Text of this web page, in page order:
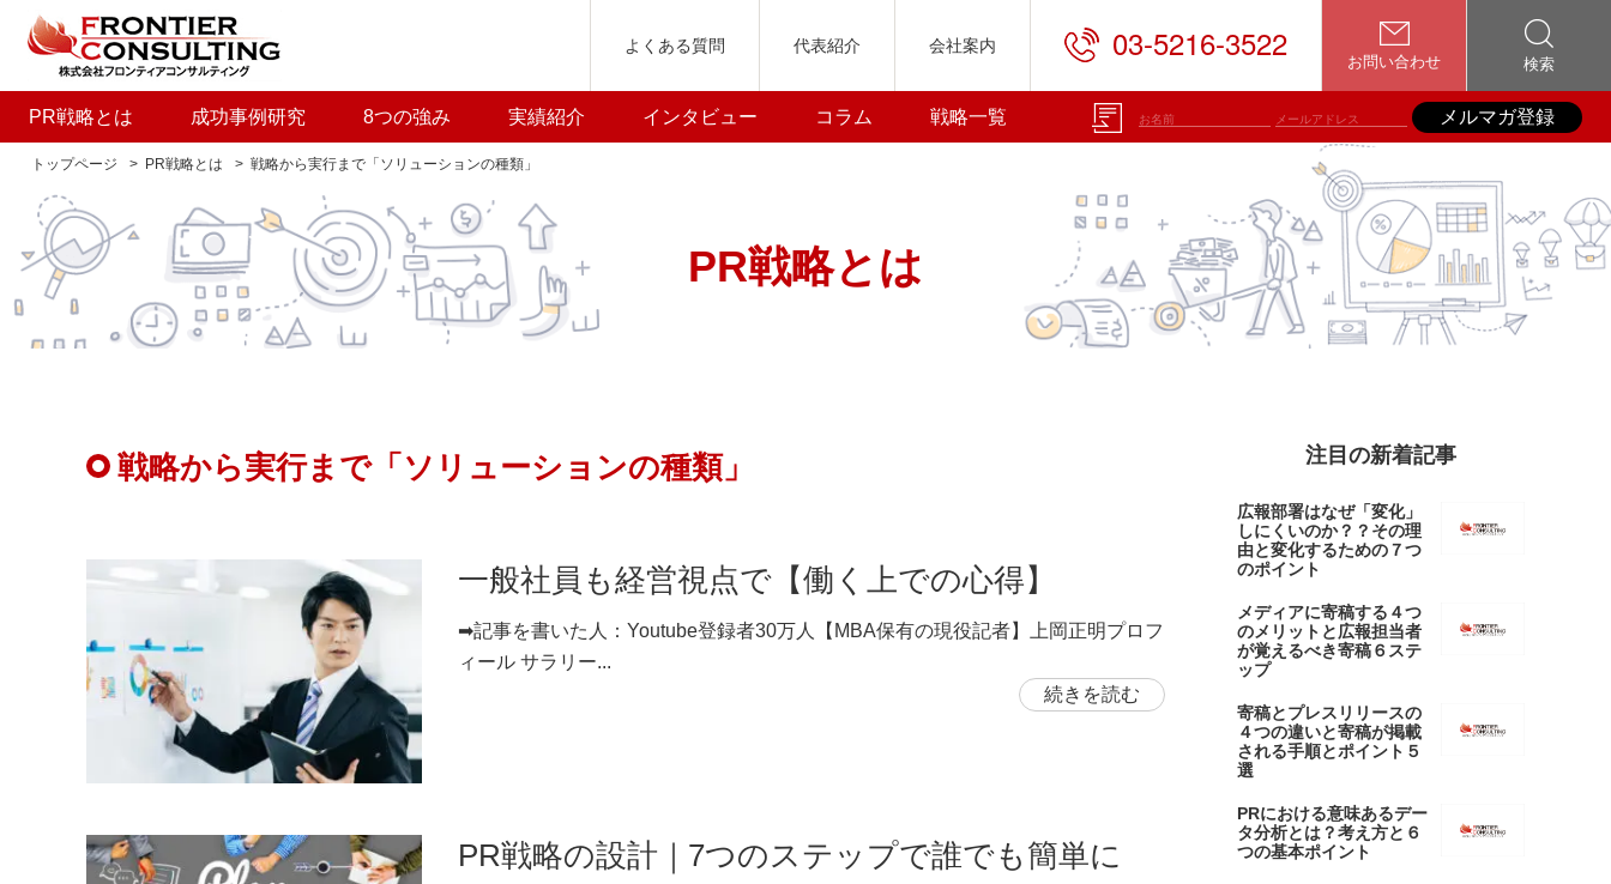
よくある質問 代表紹介 会社案内 03-5216-3522 お問い合わせ 検索
PR戦略とは 成功事例研究 8つの強み 実績紹介 インタビュー コラム 戦略一覧 メルマガ登録
トップページ PR戦略とは 戦略から実行まで「ソリューションの種類」
PR戦略とは
戦略から実行まで「ソリューションの種類」
一般社員も経営視点で【働く上での心得】
➡記事を書いた人：Youtube登録者30万人【MBA保有の現役記者】上岡正明プロフ
ィール サラリー...
続きを読む
PR戦略の設計｜7つのステップで誰でも簡単に
注目の新着記事
広報部署はなぜ「変化」
しにくいのか？？その理
由と変化するための７つ
のポイント
メディアに寄稿する４つ
のメリットと広報担当者
が覚えるべき寄稿６ステ
ップ
寄稿とプレスリリースの
４つの違いと寄稿が掲載
される手順とポイント５
選
PRにおける意味あるデー
タ分析とは？考え方と６
つの基本ポイント